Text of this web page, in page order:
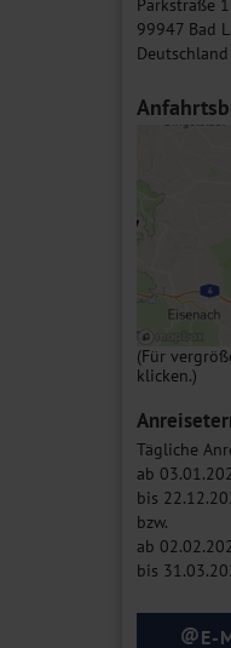
Parkstraße 1
99947 Bad
Deutschland
(Für
klicken.)
Tägliche
ab
bis
bzw.
ab
bis
@E-